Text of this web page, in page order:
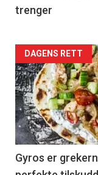
trenger
Forsiden
akkurat
nå
-
2
DAGENS RETT
Gyros er